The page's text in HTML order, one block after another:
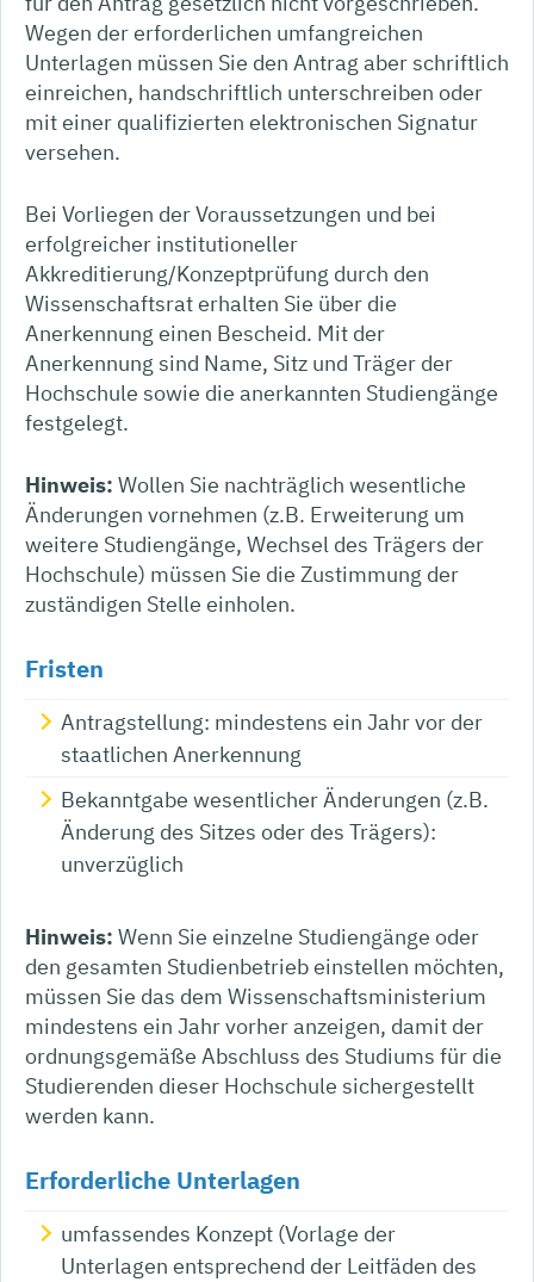
Wegen der erforderlichen umfangreichen
Unterlagen müssen Sie den Antrag aber schriftlich
einreichen, handschriftlich unterschreiben oder
mit einer qualifizierten elektronischen Signatur
versehen.
Bei Vorliegen der Voraussetzungen und bei
erfolgreicher institutioneller
Akkreditierung/Konzeptprüfung durch den
Wissenschaftsrat erhalten Sie über die
Anerkennung einen Bescheid. Mit der
Anerkennung sind Name, Sitz und Träger der
Hochschule sowie die anerkannten Studiengänge
festgelegt.
Hinweis: Wollen Sie nachträglich wesentliche
Änderungen vornehmen (z.B. Erweiterung um
weitere Studiengänge, Wechsel des Trägers der
Hochschule) müssen Sie die Zustimmung der
zuständigen Stelle einholen.
Fristen
Antragstellung: mindestens ein Jahr vor der
staatlichen Anerkennung
Bekanntgabe wesentlicher Änderungen (z.B.
Änderung des Sitzes oder des Trägers):
unverzüglich
Hinweis: Wenn Sie einzelne Studiengänge oder
den gesamten Studienbetrieb einstellen möchten,
müssen Sie das dem Wissenschaftsministerium
mindestens ein Jahr vorher anzeigen, damit der
ordnungsgemäße Abschluss des Studiums für die
Studierenden dieser Hochschule sichergestellt
werden kann.
Erforderliche Unterlagen
umfassendes Konzept (Vorlage der
Unterlagen entsprechend der Leitfäden des